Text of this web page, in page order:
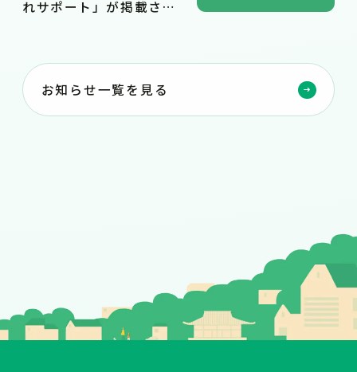
お知らせ一覧を見る
れサポート」が掲載され